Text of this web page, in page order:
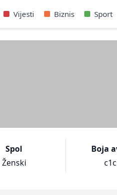
Vijesti Biznis Sport
Spol
Ženski
Boja